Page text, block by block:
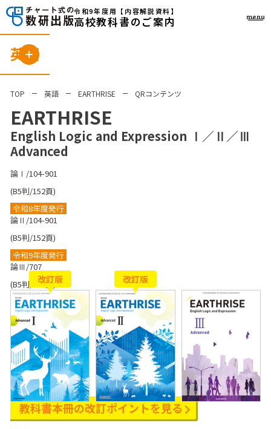
令和9年度用 【内容解説資料】
高校教科書のご案内 menu
英語
TOP 英語 EARTHRISE QRコンテンツ
EARTHRISE
English Logic and Expression Ⅰ／Ⅱ／Ⅲ
Advanced
論Ⅰ/104-901
(B5判/152頁)
令和8年度発行
論Ⅱ/104-901
(B5判/152頁)
令和9年度発行
論Ⅲ/707
(B5判/104頁)
教科書本冊の改訂ポイントを見る
改訂版 改訂版